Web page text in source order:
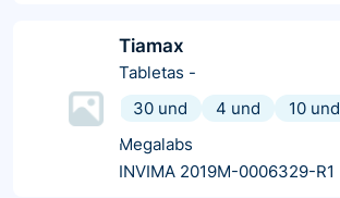
Tiamax
Tabletas -
30 und
4 und
10 und
Megalabs
INVIMA 2019M-0006329-R1